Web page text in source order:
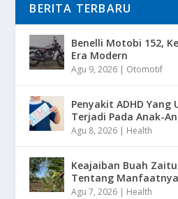
BERITA TERBARU
Benelli Motobi 152,
Era Modern
Agu 9, 2026 | Otomotif
Penyakit ADHD Yang
Terjadi Pada Anak-
Agu 8, 2026 | Health
Keajaiban Buah
Tentang Manfaatnya
Agu 7, 2026 | Health